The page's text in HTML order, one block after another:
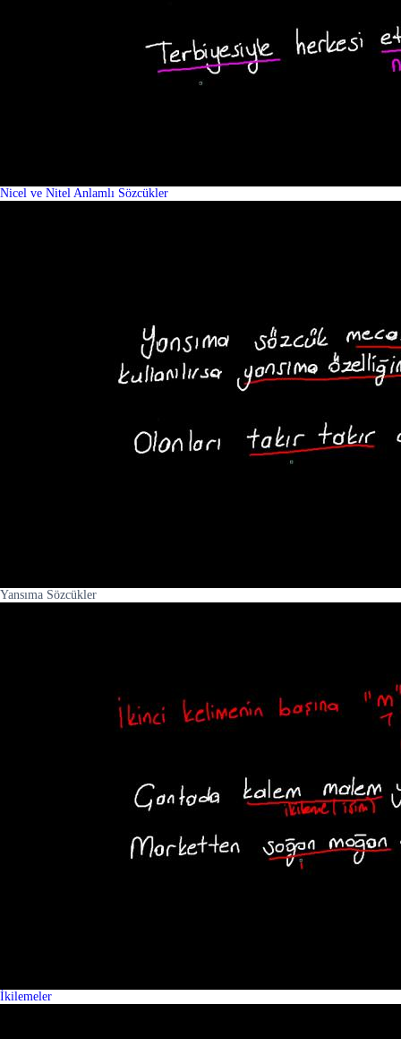
Nicel ve Nitel Anlamlı Sözcükler
Yansıma Sözcükler
İkilemeler